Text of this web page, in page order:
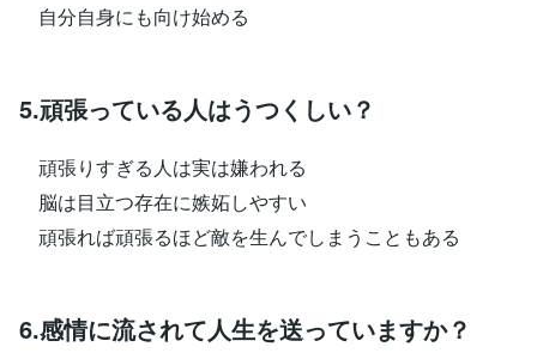
自分自身にも向け始める
5.頑張っている人はうつくしい？
頑張りすぎる人は実は嫌われる
脳は目立つ存在に嫉妬しやすい
頑張れば頑張るほど敵を生んでしまうこともある
6.感情に流されて人生を送っていますか？